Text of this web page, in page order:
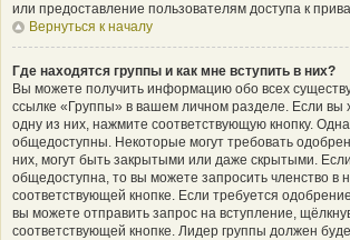
или предоставление пользователям доступа к
Вернуться к началу
Где находятся группы и как мне вступить в них?
Вы можете получить информацию обо всех
ссылке «Группы» в вашем личном разделе. Если вы
одну из них, нажмите соответствующую кнопку.
общедоступны. Некоторые могут требовать
них, могут быть закрытыми или даже скрытыми.
общедоступна, то вы можете запросить членство в
соответствующей кнопке. Если требуется
вы можете отправить запрос на вступление,
соответствующей кнопке. Лидер группы должен